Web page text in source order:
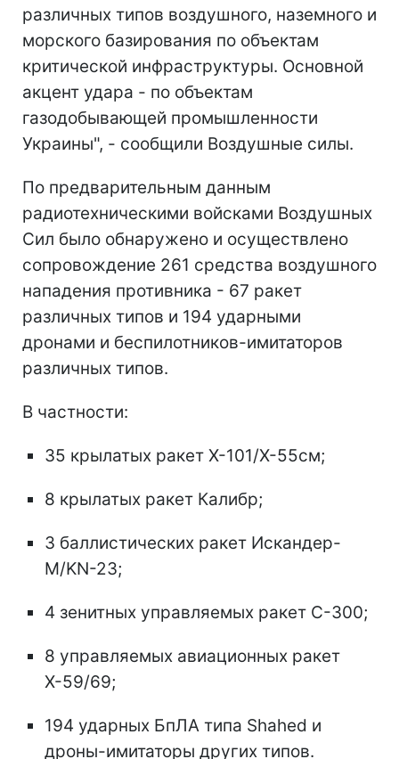
различных типов воздушного, наземного и
морского базирования по объектам
критической инфраструктуры. Основной
акцент удара - по объектам
газодобывающей промышленности
Украины", - сообщили Воздушные силы.
По предварительным данным
радиотехническими войсками Воздушных
Сил было обнаружено и осуществлено
сопровождение 261 средства воздушного
нападения противника - 67 ракет
различных типов и 194 ударными
дронами и беспилотников-имитаторов
различных типов.
В частности:
35 крылатых ракет Х-101/Х-55см;
8 крылатых ракет Калибр;
3 баллистических ракет Искандер-
М/KN-23;
4 зенитных управляемых ракет С-300;
8 управляемых авиационных ракет
Х-59/69;
194 ударных БпЛА типа Shahed и
дроны-имитаторы других типов.